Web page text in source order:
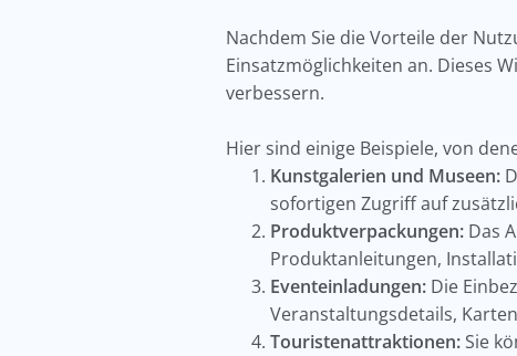
Nachdem Sie die Vorteile der
Einsatzmöglichkeiten an. Dieses
verbessern.
Hier sind einige Beispiele, von
Kunstgalerien und Museen:
sofortigen Zugriff auf
Produktverpackungen: Das
Produktanleitungen,
Eventeinladungen: Die
Veranstaltungsdetails,
Touristenattraktionen: Sie